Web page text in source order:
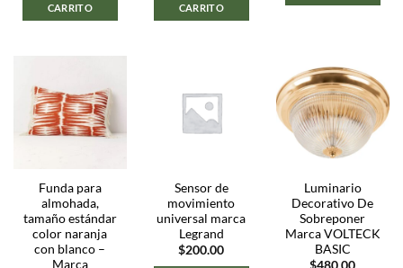
CARRITO
CARRITO
Funda para
almohada,
tamaño estándar
color naranja
con blanco –
Marca
Sensor de
movimiento
universal marca
Legrand
$200.00
Luminario
Decorativo De
Sobreponer
Marca VOLTECK
BASIC